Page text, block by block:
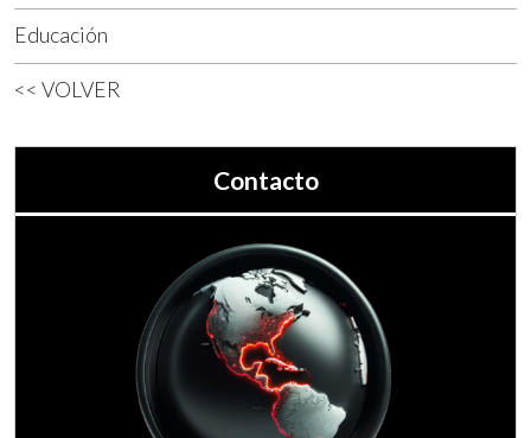
Educación
<< VOLVER
Contacto